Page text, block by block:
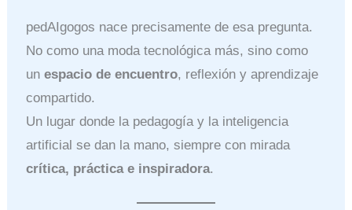
pedAIgogos nace precisamente de esa pregunta.
No como una moda tecnológica más, sino como
unespacio de encuentro, reflexión y aprendizaje
compartido.
Un lugar donde la pedagogía y la inteligencia
artificial se dan la mano, siempre con mirada
crítica, práctica e inspiradora.